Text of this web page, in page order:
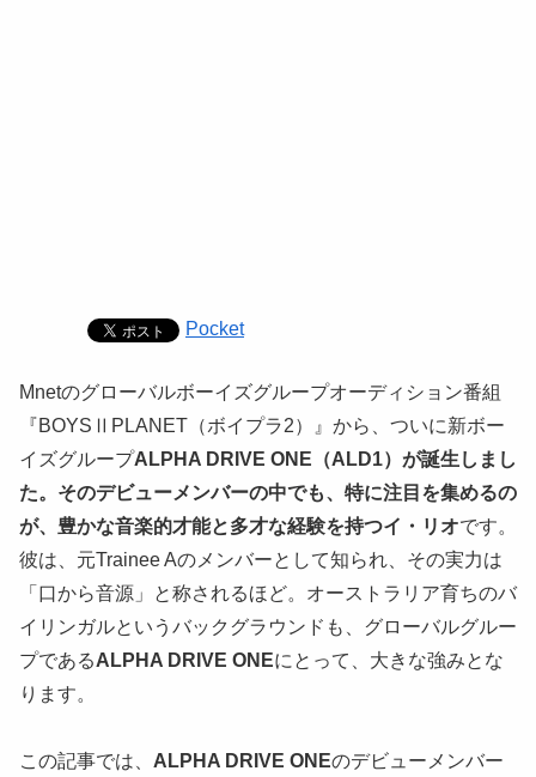
Pocket
Mnetのグローバルボーイズグループオーディション番組
『BOYSⅡPLANET（ボイプラ2）』から、ついに新ボー
イズグループALPHA DRIVE ONE（ALD1）が誕生しまし
た。そのデビューメンバーの中でも、特に注目を集めるの
が、豊かな音楽的才能と多才な経験を持つイ・リオです。
彼は、元Trainee Aのメンバーとして知られ、その実力は
「口から音源」と称されるほど。オーストラリア育ちのバ
イリンガルというバックグラウンドも、グローバルグルー
プであるALPHA DRIVE ONEにとって、大きな強みとな
ります。
この記事では、 ALPHA DRIVE ONEのデビューメンバー